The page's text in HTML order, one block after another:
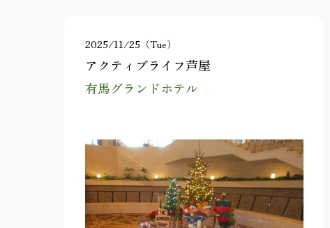
2025/11/25（Tue）
アクティブライフ芦屋
有馬グランドホテル